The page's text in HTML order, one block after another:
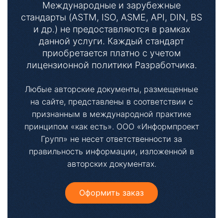
т
ы
Международные и зарубежные
стандарты (ASTM, ISO, ASME, API, DIN, BS
и др.) не предоставляются в рамках
данной услуги. Каждый стандарт
приобретается платно с учетом
лицензионной политики Разработчика.
Любые авторские документы, размещенные
на сайте, представлены в соответствии с
признанным в международной практике
принципом «как есть». ООО «Информпроект
Групп» не несет ответственности за
правильность информации, изложенной в
авторских документах.
Оформить заказ
Необходимые
Эти файлы cookie
необязательны.
Они необходимы
для
функционирования
веб-сайта.